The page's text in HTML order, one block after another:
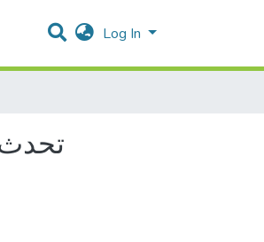
Log In
تحدث